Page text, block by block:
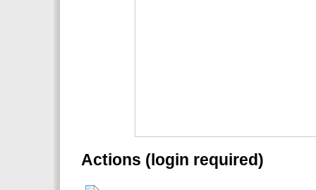
Actions (login required)